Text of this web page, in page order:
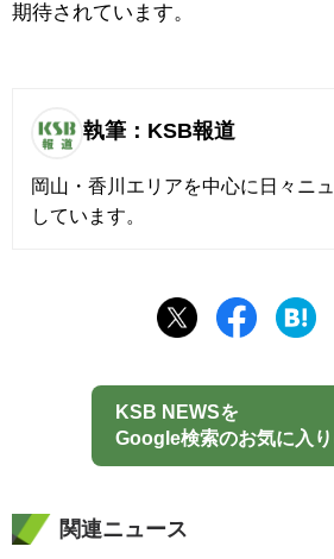
期待されています。
執筆：KSB報道
岡山・香川エリアを中心に日々ニ
しています。
KSB NEWSを
Google検索のお気に入
関連ニュース